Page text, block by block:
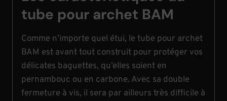
tube pour archet BAM
Comme n’importe quel étui, le tube pour archet
BAM est avant tout construit pour protéger vos
délicates baguettes, qu’elles soient en
pernambouc ou en carbone. Avec sa double
fermeture à vis, il sera par ailleurs très difficile à